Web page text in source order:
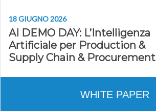
18 GIUGNO 2026
AI DEMO DAY: L’Intelligenza
Artificiale per Production &
Supply Chain & Procurement
WHITE PAPER